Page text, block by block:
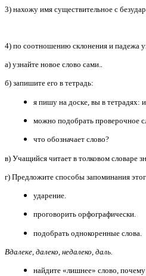
3) нахожу имя существительное с
4) по соотношению склонения и падежа
а) узнайте новое слово сами.
б) запишите его в тетрадь:
я пишу на доске, вы в тетрадях:
можно подобрать проверочное
что обозначает слово?
в) Учащийся читает в толковом словаре
г) Предложите способы запоминания
ударение.
проговорить орфографически.
подобрать однокоренные слова.
Вдалеке, далеко, недалеко, даль.
найдите «лишнее» слово,